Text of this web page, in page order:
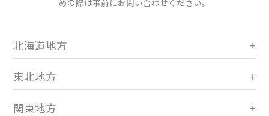
めの際は事前にお問い合わせください。
北海道地方
東北地方
関東地方